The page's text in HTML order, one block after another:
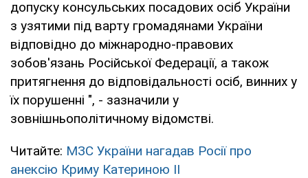
допуску консульських посадових осіб України
з узятими під варту громадянами України
відповідно до міжнародно-правових
зобов'язань Російської Федерації, а також
притягнення до відповідальності осіб, винних у
їх порушенні ", - зазначили у
зовнішньополітичному відомстві.
Читайте: МЗС України нагадав Росії про
анексію Криму Катериною II